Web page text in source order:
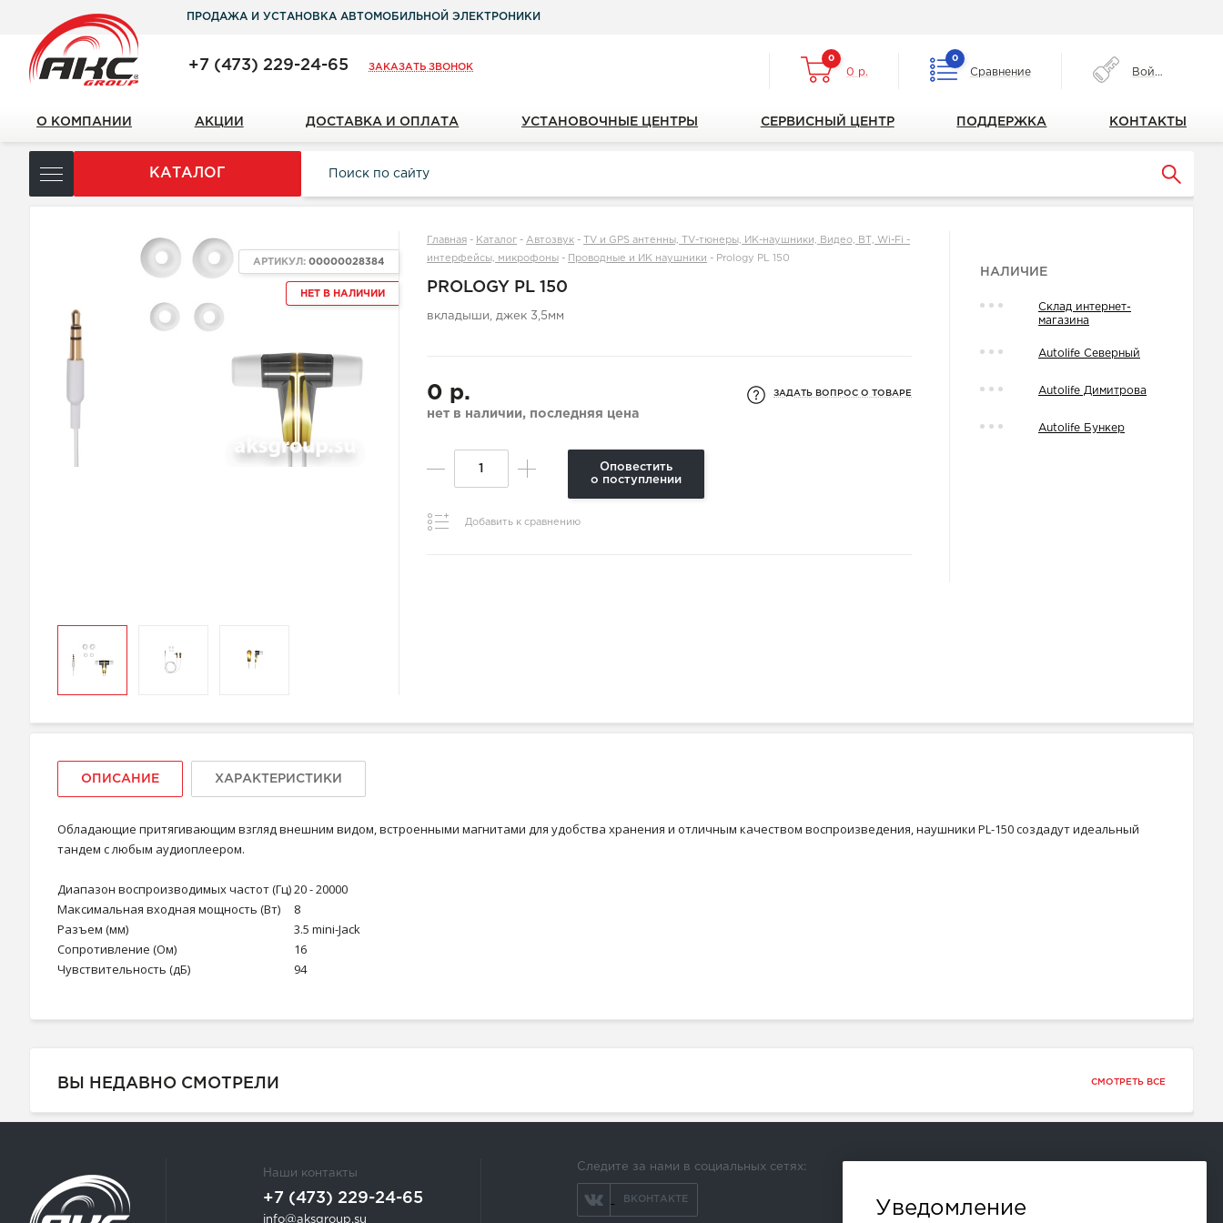
ПРОДАЖА И УСТАНОВКА АВТОМОБИЛЬНОЙ ЭЛЕКТРОНИКИ
+7 (473) 229-24-65 ЗАКАЗАТЬ ЗВОНОК
0
0 р.
0
Сравнение Войти
О КОМПАНИИ АКЦИИ ДОСТАВКА И ОПЛАТА УСТАНОВОЧНЫЕ ЦЕНТРЫ СЕРВИСНЫЙ ЦЕНТР ПОДДЕРЖКА КОНТАКТЫ
КАТАЛОГ
НЕТ В НАЛИЧИИ
АРТИКУЛ:00000028384
Главная - Каталог -Автозвук -
TV и GPS антенны, TV-тюнеры, ИК-наушники, Видео, ВТ, Wi-Fi -
интерфейсы, микрофоны - Проводные и ИК наушники - Prology PL 150
PROLOGY PL 150
вкладыши, джек 3,5мм
0 р.
нет в наличии, последняя цена
ЗАДАТЬ ВОПРОС О ТОВАРЕ
Оповестить
о поступлении
Добавить к сравнению
НАЛИЧИЕ
Склад интернет-
магазина
Autolife Северный
Autolife Димитрова
Autolife Бункер
ОПИСАНИЕ ХАРАКТЕРИСТИКИ
Обладающие притягивающим взгляд внешним видом, встроенными магнитами для удобства хранения и отличным качеством воспроизведения, наушники PL-150 создадут идеальный
тандем с любым аудиоплеером.
Диапазон воспроизводимых частот (Гц)20 - 20000
Максимальная входная мощность (Вт)
8
Разъем (мм)
3.5 mini-Jack
Сопротивление (Ом)
16
Чувствительность (дБ)
94
ВЫ НЕДАВНО СМОТРЕЛИ СМОТРЕТЬ ВСЕ
Наши контакты
+7 (473) 229-24-65
info@aksgroup.su
Следите за нами в социальных сетях:
ВКОНТАКТЕ Уведомление